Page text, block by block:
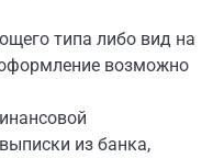
типа либо вид на
возможно
из банка,